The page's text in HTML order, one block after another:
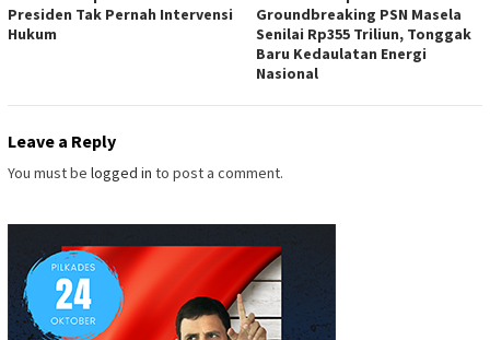
Presiden Tak Pernah Intervensi
Hukum
Groundbreaking PSN Masela
Senilai Rp355 Triliun, Tonggak
Baru Kedaulatan Energi
Nasional
Leave a Reply
You must be logged in to post a comment.